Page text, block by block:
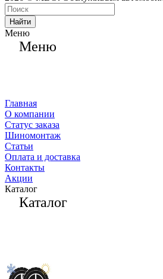
Найти
Меню
Меню
Главная
О компании
Статус заказа
Шиномонтаж
Статьи
Оплата и доставка
Контакты
Акции
Каталог
Каталог